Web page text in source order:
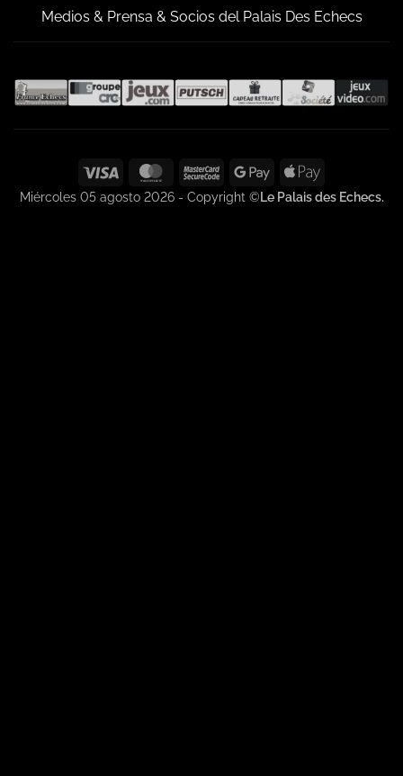
Medios & Prensa & Socios del Palais Des Echecs
Visa MasterCardMasterCard
2
Google
Pay
Apple
Pay
Miércoles 05 agosto 2026 - Copyright ©Le Palais des Echecs.